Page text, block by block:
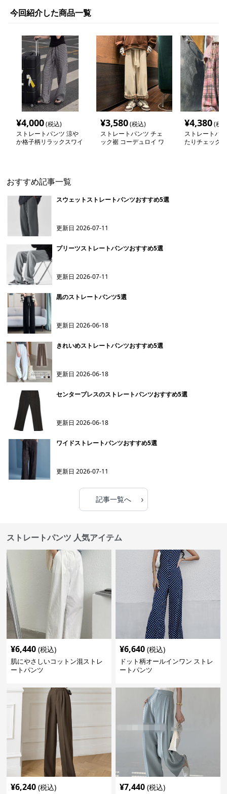
今回紹介した商品一覧
¥4,000(税込)
ストレートパンツ 涼や
か格子柄リラックスワイ
¥3,580(税込)
ストレートパンツ チェ
ック裾 コーデュロイ ワ
¥4,380(税
ストレートパ
たりチェック
おすすめ記事一覧
スウェットストレートパンツおすすめ5選
更新日2026-07-11
プリーツストレートパンツおすすめ5選
更新日2026-07-11
黒のストレートパンツ5選
更新日2026-06-18
きれいめストレートパンツおすすめ5選
更新日2026-06-18
センタープレスのストレートパンツおすすめ5選
更新日2026-06-18
ワイドストレートパンツおすすめ5選
更新日2026-07-11
記事一覧へ ›
ストレートパンツ 人気アイテム
¥6,440 (税込)
肌にやさしいコットン混ストレ
ートパンツ
¥6,640 (税込)
ドット柄オールインワン ストレ
ートパンツ
¥6,240 (税込) ¥7,440 (税込)